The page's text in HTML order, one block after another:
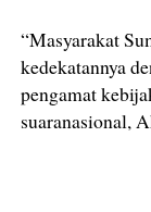
“Masyarakat
kedekatannya
pengamat
suaranasional,